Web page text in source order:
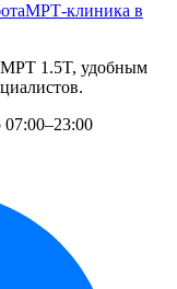
МРТ‑клиника в
МРТ 1.5T, удобным